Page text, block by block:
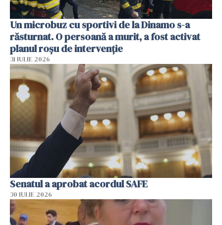
Un microbuz cu sportivi de la Dinamo s-a
răsturnat. O persoană a murit, a fost activat
planul roșu de intervenție
31 IULIE 2026
Senatul a aprobat acordul SAFE
30 IULIE 2026